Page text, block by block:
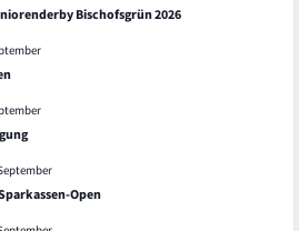
Bischofsgrün 2026
Open